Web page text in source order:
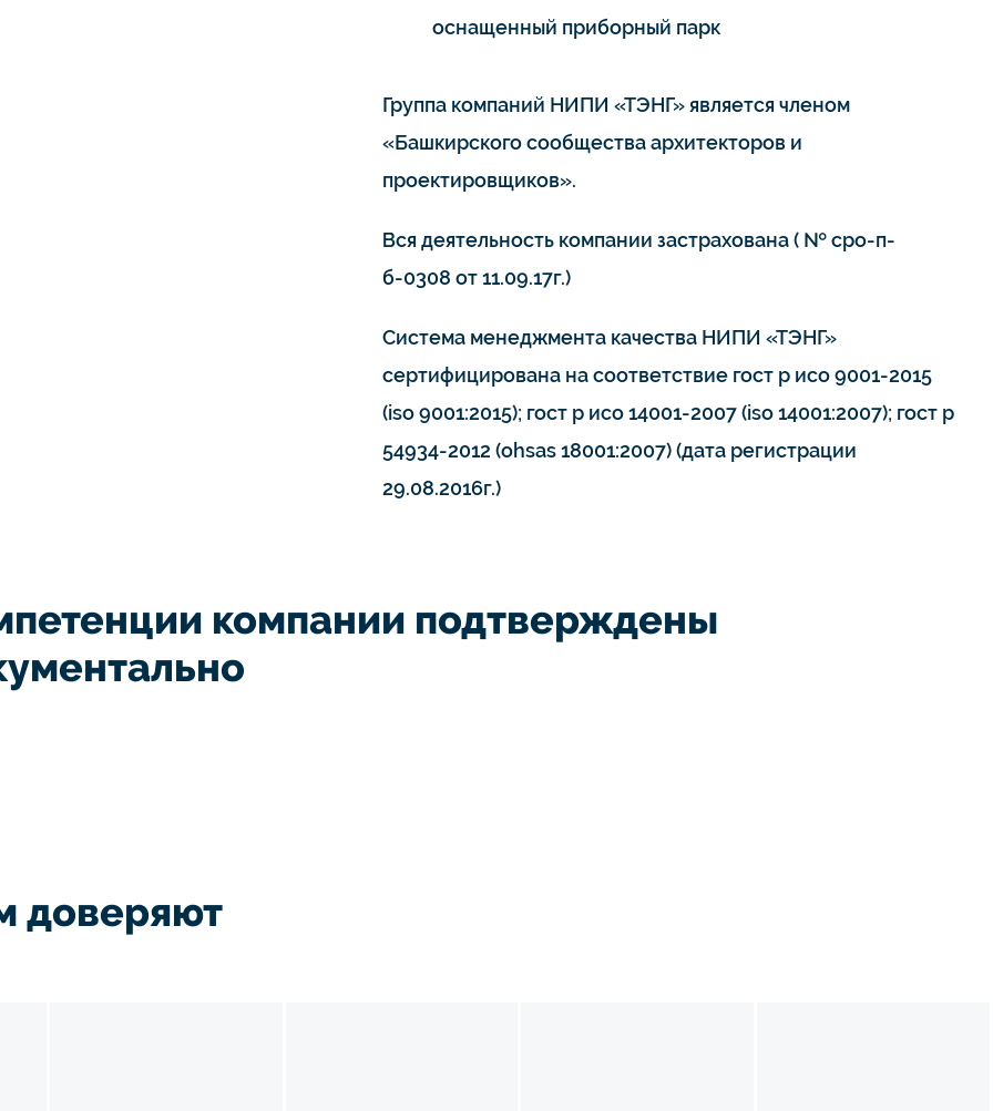
оснащенный приборный парк
Группа компаний НИПИ «ТЭНГ» является членом
«Башкирского сообщества архитекторов и
проектировщиков».
Вся деятельность компании застрахована ( № сро-п-
б-0308 от 11.09.17г.)
Система менеджмента качества НИПИ «ТЭНГ»
сертифицирована на соответствие гост р исо 9001-2015
(iso 9001:2015); гост р исо 14001-2007 (iso 14001:2007); гост р
54934-2012 (ohsas 18001:2007) (дата регистрации
29.08.2016г.)
компании подтверждены
доверяют